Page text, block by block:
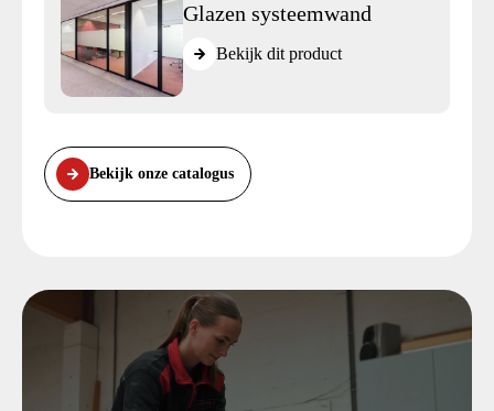
Glazen systeemwand
Bekijk dit product
Bekijk onze catalogus